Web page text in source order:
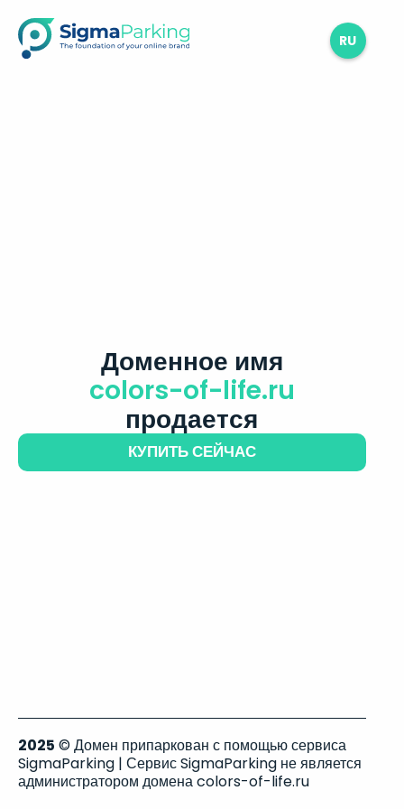
RU
Доменное имя
colors-of-life.ru
продается
КУПИТЬ СЕЙЧАС
2025 © Домен припаркован с помощью сервиса
SigmaParking | Сервис SigmaParking не является
администратором домена colors-of-life.ru